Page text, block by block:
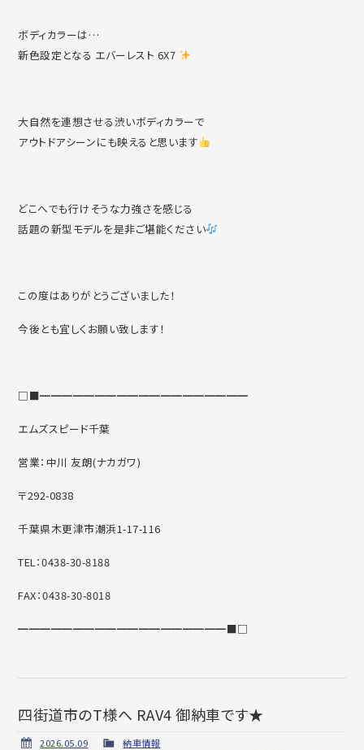
ボディカラーは…
新色設定となる エバーレスト 6X7
大自然を連想させる渋いボディカラーで
アウトドアシーンにも映えると思います
どこへでも行けそうな力強さを感じる
話題の新型モデルを是非ご堪能ください
この度はありがとうございました！
今後とも宜しくお願い致します！
□■━━━━━━━━━━━━━━━━━━━
エムズスピード千葉
営業：中川 友朗(ナカガワ)
〒292-0838
千葉県木更津市潮浜1-17-116
TEL：0438-30-8188
FAX：0438-30-8018
━━━━━━━━━━━━━━━━━━━■□
四街道市のT様へ RAV4 御納車です★
2026.05.09
納車情報